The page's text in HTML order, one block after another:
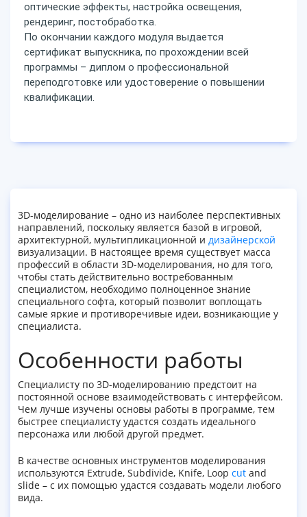
оптические эффекты, настройка освещения,
рендеринг, постобработка.
По окончании каждого модуля выдается
сертификат выпускника, по прохождении всей
программы – диплом о профессиональной
переподготовке или удостоверение о повышении
квалификации.
3D-моделирование – одно из наиболее перспективных
направлений, поскольку является базой в игровой,
архитектурной, мультипликационной и дизайнерской
визуализации. В настоящее время существует масса
профессий в области 3D-моделирования, но для того,
чтобы стать действительно востребованным
специалистом, необходимо полноценное знание
специального софта, который позволит воплощать
самые яркие и противоречивые идеи, возникающие у
специалиста.
Особенности работы
Специалисту по 3D-моделированию предстоит на
постоянной основе взаимодействовать с интерфейсом.
Чем лучше изучены основы работы в программе, тем
быстрее специалисту удастся создать идеального
персонажа или любой другой предмет.
В качестве основных инструментов моделирования
используются Extrude, Subdivide, Knife, Loop cut and
slide – с их помощью удастся создавать модели любого
вида.